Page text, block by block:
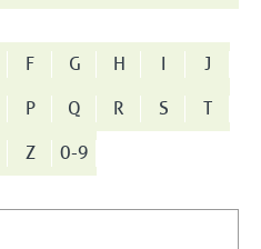
F G H I
J
P Q R S
T
Z 0-9